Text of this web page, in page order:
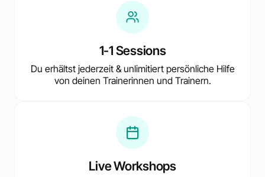
1-1 Sessions
Du erhältst jederzeit & unlimitiert persönliche Hilfe
von deinen Trainerinnen und Trainern.
Live Workshops